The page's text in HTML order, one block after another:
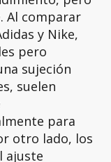
Al comparar
y Nike,
pero
sujeción
suelen
para
otro lado, los
ajuste